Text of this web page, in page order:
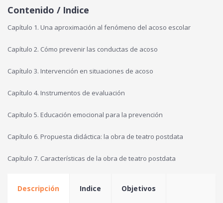
Contenido / Indice
Capítulo 1. Una aproximación al fenómeno del acoso escolar
Capítulo 2. Cómo prevenir las conductas de acoso
Capítulo 3. Intervención en situaciones de acoso
Capítulo 4. Instrumentos de evaluación
Capítulo 5. Educación emocional para la prevención
Capítulo 6. Propuesta didáctica: la obra de teatro postdata
Capítulo 7. Características de la obra de teatro postdata
Descripción Indice Objetivos